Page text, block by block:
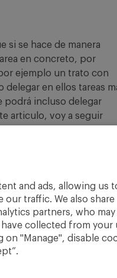
and ads, allowing
our traffic. We also
partners, who
collected from your
on "Manage", disable
si se hace de manera
en concreto, por
ejemplo un trato con
en ellos tareas
podrá incluso delegar
articulo, voy a seguir